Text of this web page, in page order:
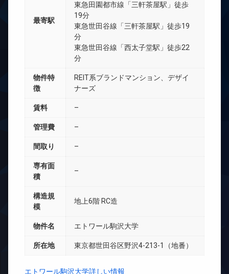
最寄駅
東急田園都市線「三軒茶屋駅」徒歩
19分
東急世田谷線「三軒茶屋駅」徒歩19
分
東急世田谷線「西太子堂駅」徒歩22
分
物件特
徴
REIT系ブランドマンション、デザイ
ナーズ
賃料 –
管理費 –
間取り –
専有面
積
–
構造規
模
地上6階 RC造
物件名 エトワール駒沢大学
所在地 東京都世田谷区野沢4-213-1（地番）
エトワール駒沢大学詳しい情報